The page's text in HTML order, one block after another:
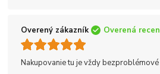
Overený zákazník Overená
Nakupovanie tu je vždy bezproblémové